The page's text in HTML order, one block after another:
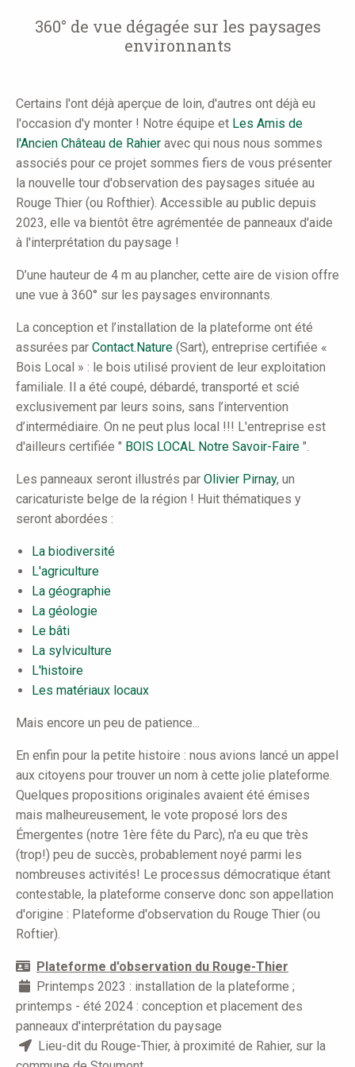
360° de vue dégagée sur les paysages
environnants
Certains l'ont déjà aperçue de loin, d'autres ont déjà eu
l'occasion d'y monter ! Notre équipe et Les Amis de
l'Ancien Château de Rahier avec qui nous nous sommes
associés pour ce projet sommes fiers de vous présenter
la nouvelle tour d'observation des paysages située au
Rouge Thier (ou Rofthier). Accessible au public depuis
2023, elle va bientôt être agrémentée de panneaux d'aide
à l'interprétation du paysage !
D’une hauteur de 4 m au plancher, cette aire de vision offre
une vue à 360° sur les paysages environnants.
La conception et l’installation de la plateforme ont été
assurées par Contact.Nature (Sart), entreprise certifiée «
Bois Local » : le bois utilisé provient de leur exploitation
familiale. Il a été coupé, débardé, transporté et scié
exclusivement par leurs soins, sans l’intervention
d’intermédiaire. On ne peut plus local !!! L'entreprise est
d'ailleurs certifiée " BOIS LOCAL Notre Savoir-Faire ".
Les panneaux seront illustrés par Olivier Pirnay, un
caricaturiste belge de la région ! Huit thématiques y
seront abordées :
La biodiversité
L'agriculture
La géographie
La géologie
Le bâti
La sylviculture
L'histoire
Les matériaux locaux
Mais encore un peu de patience...
En enfin pour la petite histoire : nous avions lancé un appel
aux citoyens pour trouver un nom à cette jolie plateforme.
Quelques propositions originales avaient été émises
mais malheureusement, le vote proposé lors des
Émergentes (notre 1ère fête du Parc), n'a eu que très
(trop!) peu de succès, probablement noyé parmi les
nombreuses activités! Le processus démocratique étant
contestable, la plateforme conserve donc son appellation
d'origine : Plateforme d'observation du Rouge Thier (ou
Roftier).
Plateforme d'observation du Rouge-Thier
Printemps 2023 : installation de la plateforme ;
printemps - été 2024 : conception et placement des
panneaux d'interprétation du paysage
Lieu-dit du Rouge-Thier, à proximité de Rahier, sur la